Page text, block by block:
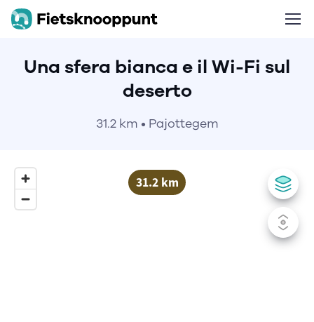
Una sfera bianca e il Wi-Fi sul
deserto
31.2 km • Pajottegem
31.2 km